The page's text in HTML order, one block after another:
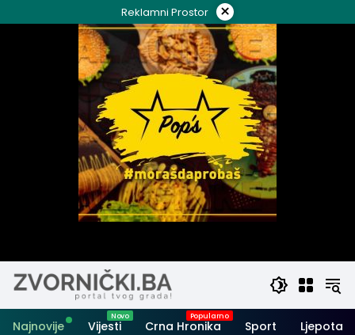
to
Reklamni Prostor ×
Najnovije Vijesti Crna Hronika Sport Ljepota i